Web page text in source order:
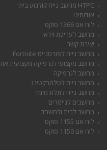
HTPC מחשב נייח קולנוע ביתי
אודותינו
לוח אם 1366 סוקט
מחשב לעריכת וידאו
יצירת קשר
מחשב נייח לפורטנייט Fortnite
מחשב מקצועי לגרפיקה מקצועית
מחשב לגרפיקה
מחשב נייח לטלמרקטינג
מחשב נייח לתלת מימד
מחשבים לגיימרים
מחשב לבית ולמשרד
לוח אם 1155 סוקט
לוח אם 1150 סוקט